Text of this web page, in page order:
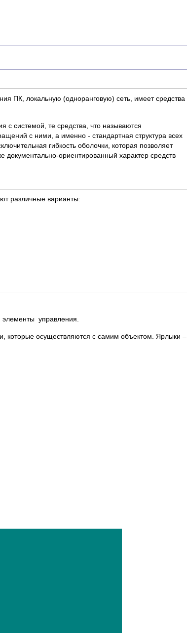
ПК, локальную (одноранговую) сеть, имеет средства
с системой, те средства, что называются
с ними, а именно - стандартная структура всех
гибкость оболочки, которая позволяет
документально-ориентированный характер средств
различные варианты:
управления.
которые осуществляются с самим объектом. Ярлыки –